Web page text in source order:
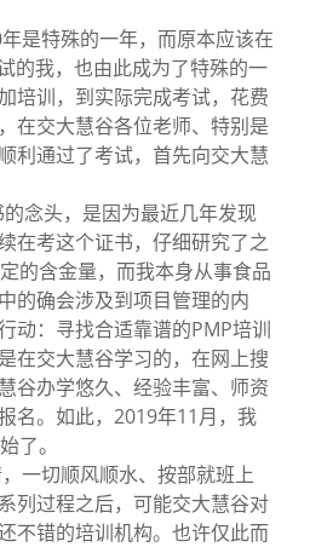
是特殊的一年，而原本应该在
的我，也由此成为了特殊的一
培训，到实际完成考试，花费
在交大慧谷各位老师、特别是
利通过了考试，首先向交大慧
念头，是因为最近几年发现
在考这个证书，仔细研究了之
的含金量，而我本身从事食品
的确会涉及到项目管理的内
动：寻找合适靠谱的PMP培训
在交大慧谷学习的，在网上搜
谷办学悠久、经验丰富、师资
名。如此，2019年11月，我
了。
一切顺风顺水、按部就班上
列过程之后，可能交大慧谷对
不错的培训机构。也许仅此而